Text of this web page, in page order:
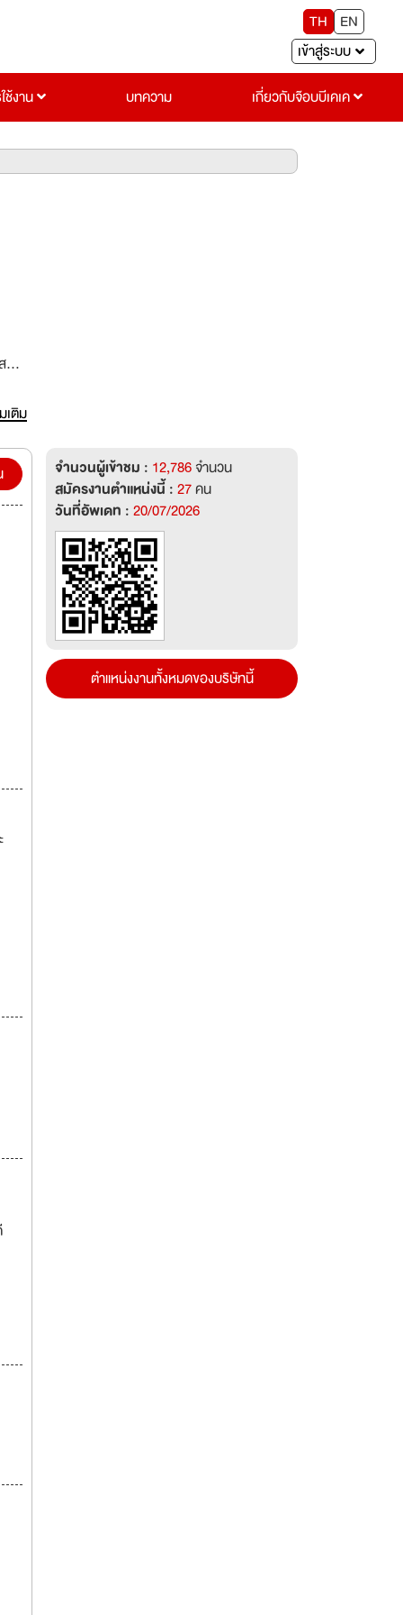
TH
EN
เข้าสู่ระบบ
ช้งาน
บทความ เกี่ยวกับจ๊อบบีเคเค
ก
เติม
จำนวนผู้เข้าชม : 12,786จำนวน
สมัครงานตำแหน่งนี้ :27คน
วันที่อัพเดท :20/07/2026
ตำแหน่งงานทั้งหมดของบริษัทนี้